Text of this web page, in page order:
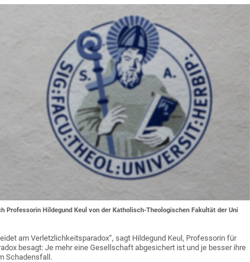
Hildegund Keul von der Katholisch-Theologischen Fakultät der Uni
am Verletzlichkeitsparadox“, sagt Hildegund Keul, Professorin für
besagt: Je mehr eine Gesellschaft abgesichert ist und je besser ihre
Schadensfall.